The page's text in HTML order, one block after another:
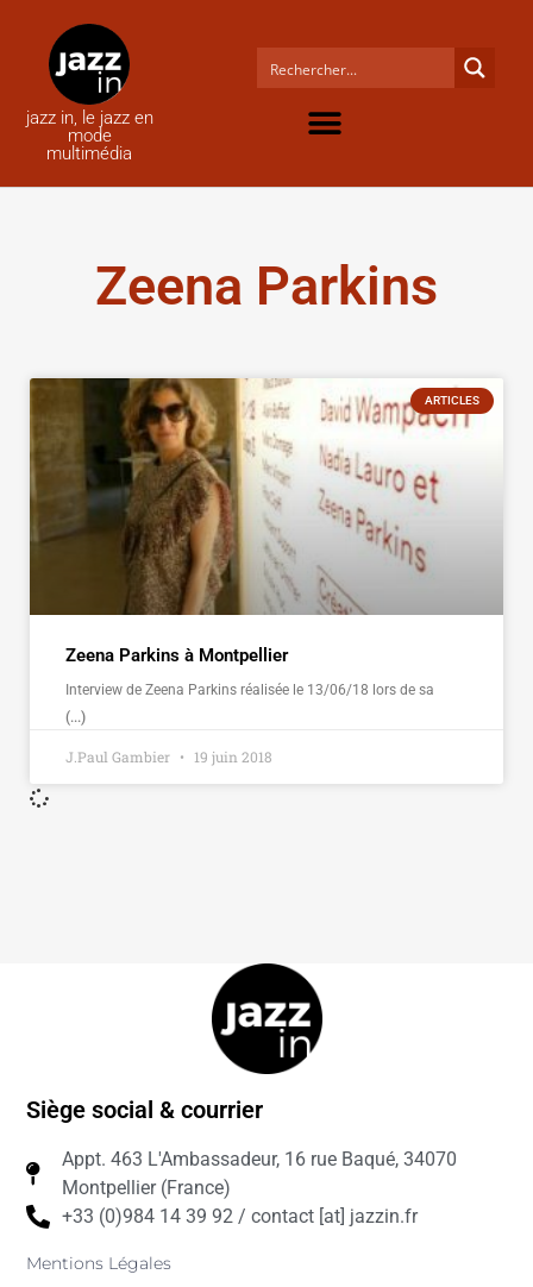
jazz in, le jazz en
mode
multimédia
Zeena Parkins
ARTICLES
Zeena Parkins à Montpellier
Interview de Zeena Parkins réalisée le 13/06/18 lors de sa
(...)
J.Paul Gambier 19 juin 2018
Siège social & courrier
Appt. 463 L'Ambassadeur, 16 rue Baqué, 34070
Montpellier (France)
+33 (0)984 14 39 92 / contact [at] jazzin.fr
Mentions Légales